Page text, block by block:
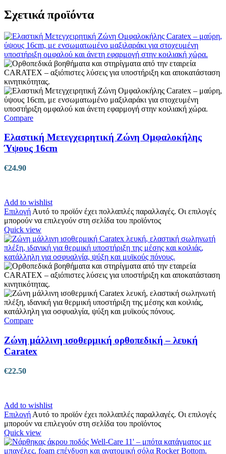
Σχετικά προϊόντα
Compare
Ελαστική Μετεγχειρητική Ζώνη Ομφαλοκήλης
Ύψους 16cm
€24.90
Add to wishlist
Επιλογή Αυτό το προϊόν έχει πολλαπλές παραλλαγές. Οι επιλογές
μπορούν να επιλεγούν στη σελίδα του προϊόντος
Quick view
Compare
Ζώνη μάλλινη ισοθερμική ορθοπεδική – λευκή
Caratex
€22.50
Add to wishlist
Επιλογή Αυτό το προϊόν έχει πολλαπλές παραλλαγές. Οι επιλογές
μπορούν να επιλεγούν στη σελίδα του προϊόντος
Quick view